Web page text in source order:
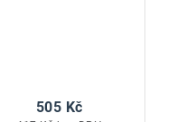
505 Kč